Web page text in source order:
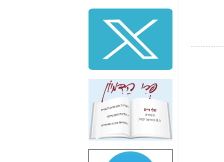
שלמה פילבר (עד
לאחרונה מנכ"ל משרד
התקשורת) - עד
מדינה? הצחקתם
"יש אפליה בחקירה"?
חשיפה: למה השר
משה כחלון לא נחקר
עד היום? -
כאן
חשיפת חשד לשחיתות
הדומה לזו של "תיק
הסלולר -